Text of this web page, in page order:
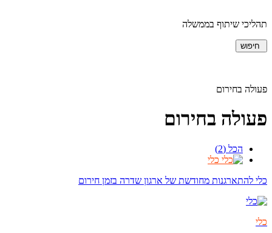
תהליכי שיתוף בממשלה
פעולה בחירום
פעולה בחירום
הכל (2)
כלי
כלי להתארגנות מחודשת של ארגון שדרה בזמן חירום
כלי